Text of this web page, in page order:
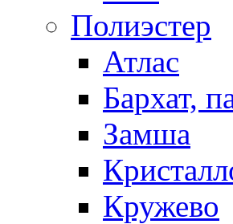
Полиэстер
Атлас
Бархат,
Замша
Кружево